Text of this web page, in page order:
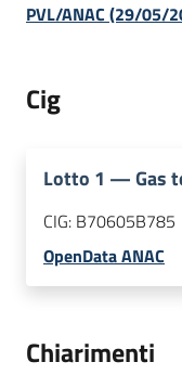
PVL/ANAC (29/05/
Cig
Lotto 1 —Gas
CIG: B70605B785
OpenData ANAC
Chiarimenti